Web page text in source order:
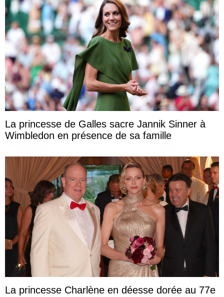
La princesse de Galles sacre Jannik Sinner à
Wimbledon en présence de sa famille
La princesse Charlène en déesse dorée au 77e